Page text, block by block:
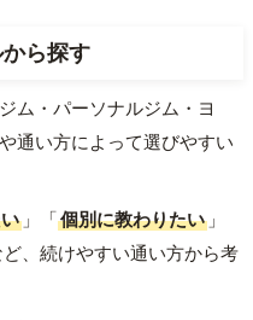
ら探す
ム・パーソナルジム・ヨ
通い方によって選びやすい
」「個別に教わりたい 」
ど、続けやすい通い方から考